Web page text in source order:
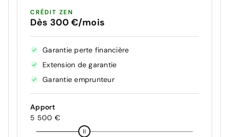
CRÉDIT ZEN
Dès 300 €/mois
Garantie perte financière
Extension de garantie
Garantie emprunteur
Apport
5 500 €